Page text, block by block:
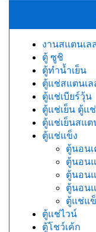
งานสแตนเ
ตู้ ซูชิ
ตู้ทำน้ำเย็น
ตู้แช่สแตนเ
ตู้แช่เบียร์วุ้น
ตู้แช่เย็น ตู้แ
ตู้แช่เย็นสแต
ตู้แช่แข็ง
ตู้นอน
ตู้นอน
ตู้นอน
ตู้นอน
ตู้แช่แ
ตู้แช่ไวน์
ตู้โชว์เค้ก